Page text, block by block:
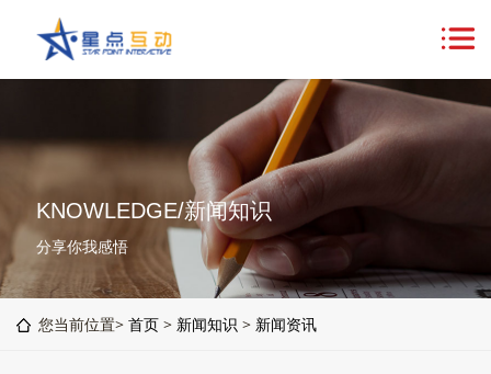
KNOWLEDGE/新闻知识
分享你我感悟
您当前位置> 首页 > 新闻知识 > 新闻资讯